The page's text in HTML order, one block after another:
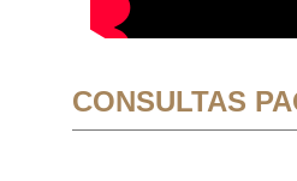
CONSULTAS